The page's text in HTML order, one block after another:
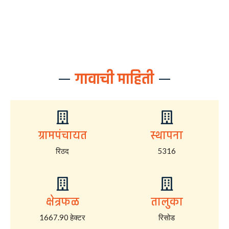
गावाची माहिती
ग्रामपंचायत
रिठद
स्थापना
5316
क्षेत्रफळ
1667.90 हेक्टर
तालुका
रिसोड